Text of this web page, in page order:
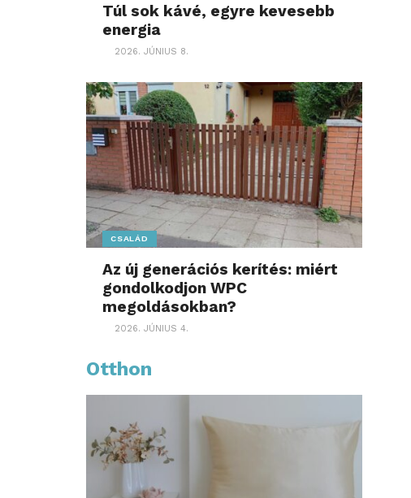
Túl sok kávé, egyre kevesebb
energia
2026. JÚNIUS 8.
CSALÁD
Az új generációs kerítés: miért
gondolkodjon WPC
megoldásokban?
2026. JÚNIUS 4.
Otthon